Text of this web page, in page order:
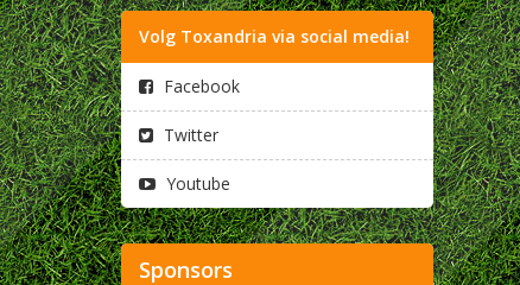
Volg Toxandria via social media!
Facebook
Twitter
Youtube
Sponsors